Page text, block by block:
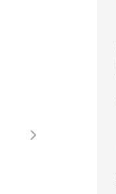
Next